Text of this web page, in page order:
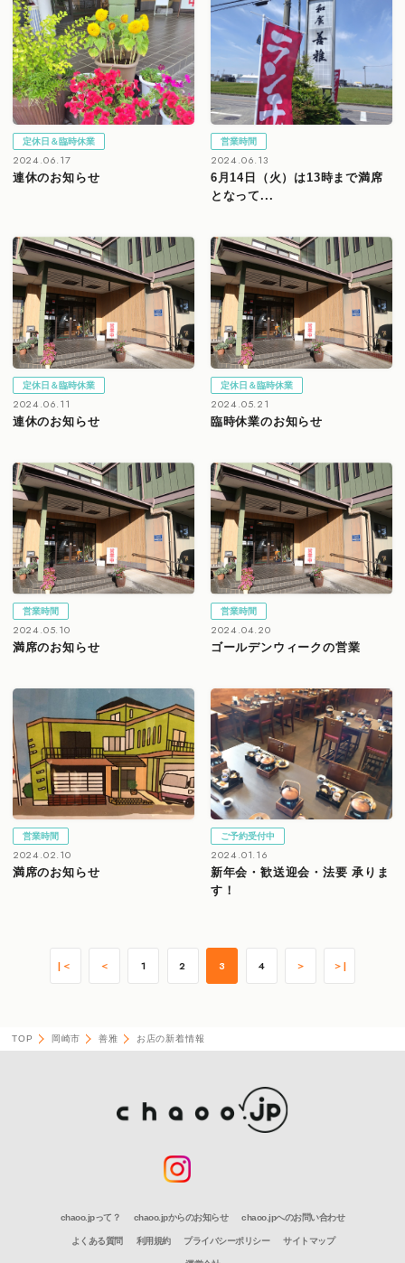
定休日＆臨時休業
2024.06.17
連休のお知らせ
営業時間
2024.06.13
6月14日（火）は13時まで満席
となって...
定休日＆臨時休業
2024.06.11
連休のお知らせ
定休日＆臨時休業
2024.05.21
臨時休業のお知らせ
営業時間
2024.05.10
満席のお知らせ
営業時間
2024.04.20
ゴールデンウィークの営業
営業時間
2024.02.10
満席のお知らせ
ご予約受付中
2024.01.16
新年会・歓送迎会・法要 承りま
す！
|＜ ＜ 1 2 3 4 ＞ ＞|
TOP 岡崎市 善雅 お店の新着情報
chaoo.jpって？ chaoo.jpからのお知らせ chaoo.jpへのお問い合わせ
よくある質問 利用規約 プライバシーポリシー サイトマップ